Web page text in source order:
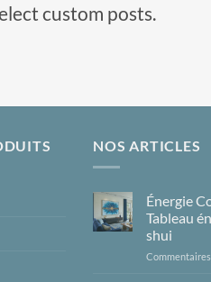
custom posts.
NOS ARTICLES
Énergie
Tableau
shui